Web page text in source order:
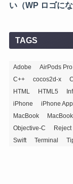
い（WP ロゴに
TAGS
Adobe AirPods Pro
C++
cocos2d-x
HTML
HTML5
iPhone
iPhone App
MacBook
Objective-C
Reject
Swift
Terminal